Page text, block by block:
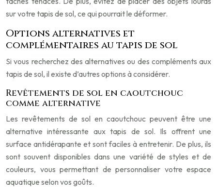
sur votre tapis de sol, ce qui pourrait le déformer.
Options alternatives et
complémentaires au tapis de sol
Si vous recherchez des alternatives ou des compléments aux
tapis de sol, il existe d’autres options à considérer.
Revêtements de sol en caoutchouc
comme alternative
Les revêtements de sol en caoutchouc peuvent être une
alternative intéressante aux tapis de sol. Ils offrent une
surface antidérapante et sont faciles à entretenir. De plus, ils
sont souvent disponibles dans une variété de styles et de
couleurs, vous permettant de personnaliser votre espace
aquatique selon vos goûts.